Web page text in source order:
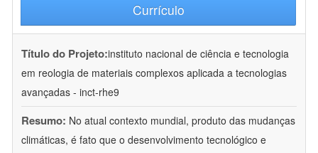
Currículo
Título do Projeto:instituto nacional de ciência e tecnologia
em reologia de materiais complexos aplicada a tecnologias
avançadas - inct-rhe9
Resumo: No atual contexto mundial, produto das mudanças
climáticas, é fato que o desenvolvimento tecnológico e